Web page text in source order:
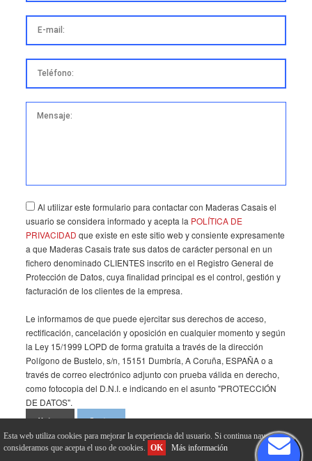
E-mail:
Teléfono:
Mensaje:
Al utilizar este formulario para contactar con Maderas Casais el
usuario se considera informado y acepta la POLÍTICA DE
PRIVACIDAD que existe en este sitio web y consiente expresamente
a que Maderas Casais trate sus datos de carácter personal en un
fichero denominado CLIENTES inscrito en el Registro General de
Protección de Datos, cuya finalidad principal es el control, gestión y
facturación de los clientes de la empresa.
Le informamos de que puede ejercitar sus derechos de acceso,
rectificación, cancelación y oposición en cualquier momento y según
la Ley 15/1999 LOPD de forma gratuita a través de la dirección
Polígono de Bustelo, s/n, 15151 Dumbría, A Coruña, ESPAÑA o a
través de correo electrónico adjunto con prueba válida en derecho,
como fotocopia del D.N.I. e indicando en el asunto "PROTECCIÓN
DE DATOS".
Volver Enviar
Esta web utiliza cookies para mejorar la experiencia del usuario. Si continua navegando
consideramos que acepta el uso de cookies.
OK Más información